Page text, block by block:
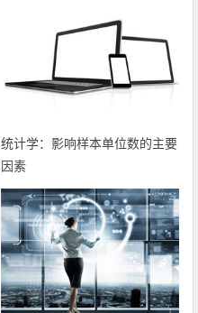
统计学：影响样本单位数的主要
因素